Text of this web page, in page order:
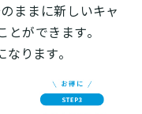
ままに新しいキャ
ができます。
ります。